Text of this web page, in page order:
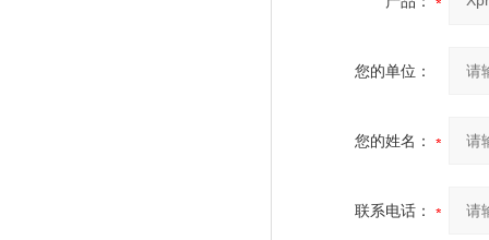
您的单位：
您的姓名：
联系电话：